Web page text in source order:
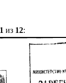
из 12: